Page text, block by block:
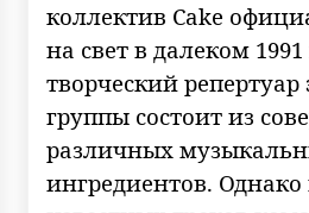
коллектив Cake
на свет в далеком
творческий репертуар
группы состоит из
различных
ингредиентов.